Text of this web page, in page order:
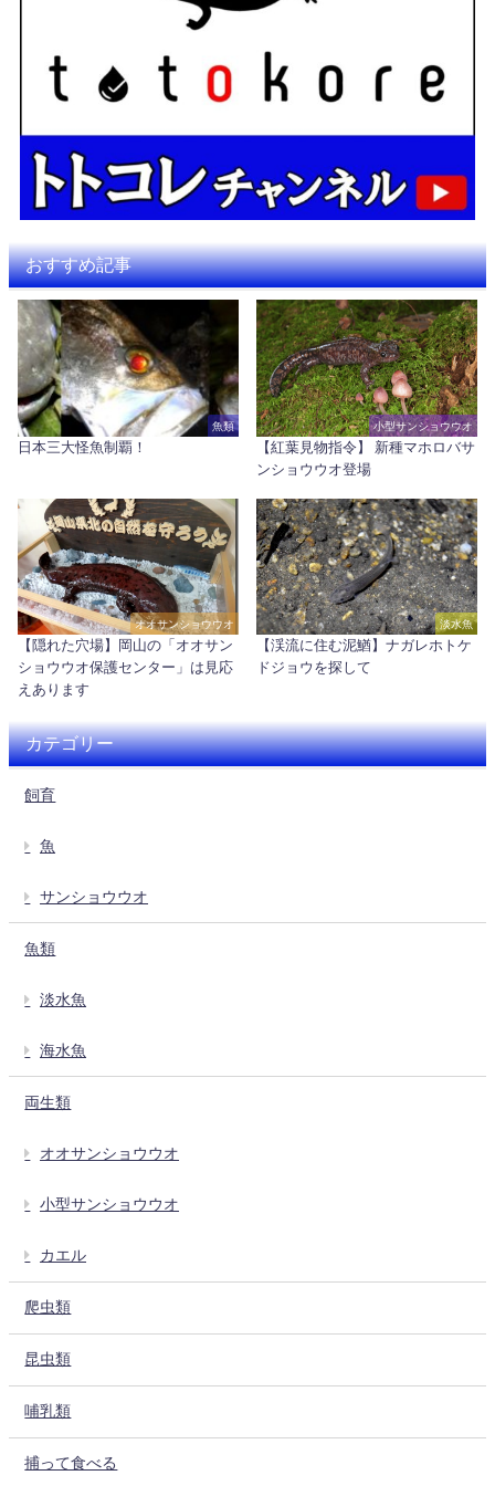
おすすめ記事
魚類
日本三大怪魚制覇！
小型サンショウウオ
【紅葉見物指令】 新種マホロバサ
ンショウウオ登場
オオサンショウウオ
【隠れた穴場】岡山の「オオサン
ショウウオ保護センター」は見応
えあります
淡水魚
【渓流に住む泥鰌】ナガレホトケ
ドジョウを探して
カテゴリー
飼育
魚
サンショウウオ
魚類
淡水魚
海水魚
両生類
オオサンショウウオ
小型サンショウウオ
カエル
爬虫類
昆虫類
哺乳類
捕って食べる